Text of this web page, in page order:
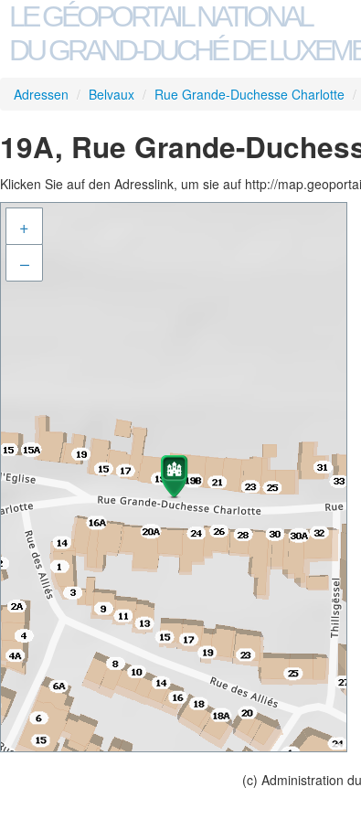
LE GÉOPORTAIL NATIONAL
DU GRAND-DUCHÉ DE
Adressen / Belvaux / Rue Grande-Duchesse Charlotte /
19A, Rue Grande-
Klicken Sie auf den Adresslink, um sie auf http://
+
–
(c) Administration